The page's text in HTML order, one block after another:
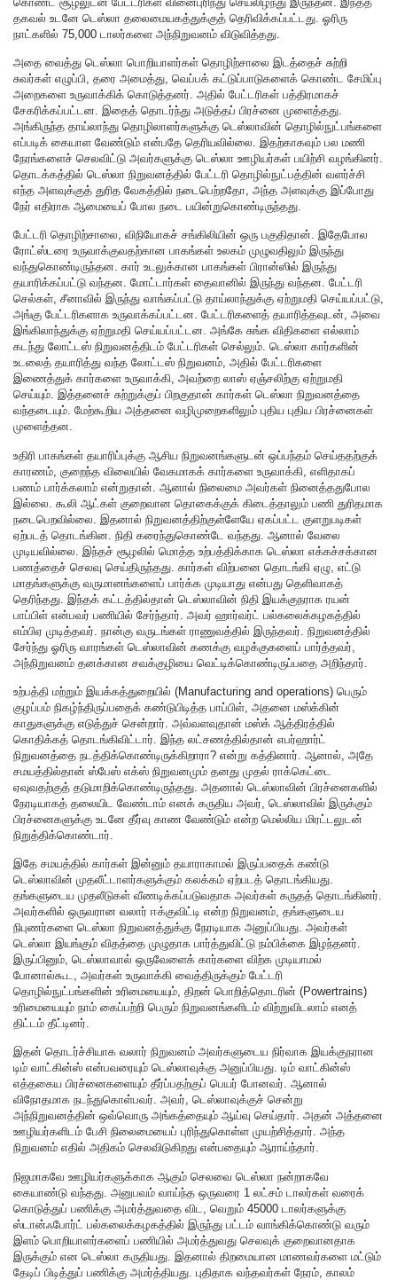
தகவல் உடனே டெஸ்லா தலைமையகத்துக்குத் தெரிவிக்கப்பட்டது. ஓரிரு
நாட்களில் 75,000 டாலர்களை அந்நிறுவனம் விடுவித்தது.
அதை வைத்து டெஸ்லா பொறியாளர்கள் தொழிற்சாலை இடத்தைச் சுற்றி
சுவர்கள் எழுப்பி, தரை அமைத்து, வெப்பக் கட்டுப்பாடுகளைக் கொண்ட சேமிப்பு
அறைகளை உருவாக்கிக் கொடுத்தனர். அதில் பேட்டரிகள் பத்திரமாகச்
சேகரிக்கப்பட்டன. இதைத் தொடர்ந்து அடுத்தப் பிரச்னை முளைத்தது.
அங்கிருந்த தாய்லாந்து தொழிலாளர்களுக்கு டெஸ்லாவின் தொழில்நுட்பங்களை
எப்படிக் கையாள வேண்டும் என்பதே தெரியவில்லை. இதற்காகவும் பல மணி
நேரங்களைச் செலவிட்டு அவர்களுக்கு டெஸ்லா ஊழியர்கள் பயிற்சி வழங்கினர்.
தொடக்கத்தில் டெஸ்லா நிறுவனத்தில் பேட்டரி தொழில்நுட்பத்தின் வளர்ச்சி
எந்த அளவுக்குத் துரித வேகத்தில் நடைபெற்றதோ, அந்த அளவுக்கு இப்போது
நேர் எதிராக ஆமையைப் போல நடை பயின்றுகொண்டிருந்தது.
பேட்டரி தொழிற்சாலை, விநியோகச் சங்கிலியின் ஒரு பகுதிதான். இதேபோல
ரோட்ஸ்டரை உருவாக்குவதற்கான பாகங்கள் உலகம் முழுவதிலும் இருந்து
வந்துகொண்டிருந்தன. கார் உடலுக்கான பாகங்கள் பிரான்ஸில் இருந்து
தயாரிக்கப்பட்டு வந்தன. மோட்டார்கள் தைவானில் இருந்து வந்தன. பேட்டரி
செல்கள், சீனாவில் இருந்து வாங்கப்பட்டு தாய்லாந்துக்கு ஏற்றுமதி செய்யப்பட்டு,
அங்கு பேட்டரிகளாக உருவாக்கப்பட்டன. பேட்டரிகளைத் தயாரித்தவுடன், அவை
இங்கிலாந்துக்கு ஏற்றுமதி செய்யப்பட்டன. அங்கே சுங்க விதிகளை எல்லாம்
கடந்து லோட்டஸ் நிறுவனத்திடம் பேட்டரிகள் செல்லும். டெஸ்லா கார்களின்
உடலைத் தயாரித்து வந்த லோட்டஸ் நிறுவனம், அதில் பேட்டரிகளை
இணைத்துக் கார்களை உருவாக்கி, அவற்றை லாஸ் ஏஞ்சலிற்கு ஏற்றுமதி
செய்யும். இத்தனைச் சுற்றுக்குப் பிறகுதான் கார்கள் டெஸ்லா நிறுவனத்தை
வந்தடையும். மேற்கூறிய அத்தனை வழிமுறைகளிலும் புதிய புதிய பிரச்னைகள்
முளைத்தன.
உதிரி பாகங்கள் தயாரிப்புக்கு ஆசிய நிறுவனங்களுடன் ஒப்பந்தம் செய்ததற்குக்
காரணம், குறைந்த விலையில் வேகமாகக் கார்களை உருவாக்கி, எளிதாகப்
பணம் பார்க்கலாம் என்றுதான். ஆனால் நிலைமை அவர்கள் நினைத்ததுபோல
இல்லை. கூலி ஆட்கள் குறைவான தொகைக்குக் கிடைத்தாலும் பணி துரிதமாக
நடைபெறவில்லை. இதனால் நிறுவனத்திற்குள்ளேயே ஏகப்பட்ட குளறுபடிகள்
ஏற்படத் தொடங்கின. நிதி கரைந்துகொண்டே வந்தது. ஆனால் வேலை
முடியவில்லை. இந்தச் சூழலில் மொத்த உற்பத்திக்காக டெஸ்லா எக்கச்சக்கான
பணத்தைச் செலவு செய்திருந்தது. கார்கள் விற்பனை தொடங்கி ஏழு, எட்டு
மாதங்களுக்கு வருமானங்களைப் பார்க்க முடியாது என்பது தெளிவாகத்
தெரிந்தது. இந்தக் கட்டத்தில்தான் டெஸ்லாவின் நிதி இயக்குநராக ரயன்
பாப்பிள் என்பவர் பணியில் சேர்ந்தார். அவர் ஹார்வர்ட் பல்கலைக்கழகத்தில்
எம்பிஏ முடித்தவர். நான்கு வருடங்கள் ராணுவத்தில் இருந்தவர். நிறுவனத்தில்
சேர்ந்து ஓரிரு வாரங்கள் டெஸ்லாவின் கணக்கு வழக்குகளைப் பார்த்தவர்,
அந்நிறுவனம் தனக்கான சவக்குழியை வெட்டிக்கொண்டிருப்பதை அறிந்தார்.
உற்பத்தி மற்றும் இயக்கத்துறையில் (Manufacturing and operations) பெரும்
குழப்பம் நிகழ்ந்திருப்பதைக் கண்டுபிடித்த பாப்பிள், அதனை மஸ்க்கின்
காதுகளுக்கு எடுத்துச் சென்றார். அவ்வளவுதான் மஸ்க் ஆத்திரத்தில்
கொதிக்கத் தொடங்கிவிட்டார். இந்த லட்சணத்தில்தான் எபர்ஹார்ட்
நிறுவனத்தை நடத்திக்கொண்டிருக்கிறாரா? என்று கத்தினார். ஆனால், அதே
சமயத்தில்தான் ஸ்பேஸ் எக்ஸ் நிறுவனமும் தனது முதல் ராக்கெட்டை
ஏவுவதற்குத் தடுமாறிக்கொண்டிருந்தது. அதனால் டெஸ்லாவின் பிரச்னைகளில்
நேரடியாகத் தலையிட வேண்டாம் எனக் கருதிய அவர், டெஸ்லாவில் இருக்கும்
பிரச்னைகளுக்கு உடனே தீர்வு காண வேண்டும் என்ற மெல்லிய மிரட்டலுடன்
நிறுத்திக்கொண்டார்.
இதே சமயத்தில் கார்கள் இன்னும் தயாராகாமல் இருப்பதைக் கண்டு
டெஸ்லாவின் முதலீட்டாளர்களுக்கும் கலக்கம் ஏற்படத் தொடங்கியது.
தங்களுடைய முதலீடுகள் வீணடிக்கப்படுவதாக அவர்கள் கருதத் தொடங்கினர்.
அவர்களில் ஒருவரான வலார் ஈக்குவிட்டி என்ற நிறுவனம், தங்களுடைய
நிபுணர்களை டெஸ்லா நிறுவனத்துக்கு நேரடியாக அனுப்பியது. அவர்கள்
டெஸ்லா இயங்கும் விதத்தை முழுதாக பார்த்துவிட்டு நம்பிக்கை இழந்தனர்.
இருப்பினும், டெஸ்லாவால் ஒருவேளைக் கார்களை விற்க முடியாமல்
போனால்கூட, அவர்கள் உருவாக்கி வைத்திருக்கும் பேட்டரி
தொழில்நுட்பங்களின் உரிமையையும், திறன் பொறித்தொடரின் (Powertrains)
உரிமையையும் நாம் கைப்பற்றி பெரும் நிறுவனங்களிடம் விற்றுவிடலாம் எனத்
திட்டம் தீட்டினர்.
இதன் தொடர்ச்சியாக வலார் நிறுவனம் அவர்களுடைய நிர்வாக இயக்குநரான
டிம் வாட்கின்ஸ் என்பவரையும் டெஸ்லாவுக்கு அனுப்பியது. டிம் வாட்கின்ஸ்
எத்தகைய பிரச்னைகளையும் தீர்ப்பதற்குப் பெயர் போனவர். ஆனால்
விநோதமாக நடந்துகொள்பவர். அவர், டெஸ்லாவுக்குச் சென்று
அந்நிறுவனத்தின் ஒவ்வொரு அங்கத்தையும் ஆய்வு செய்தார். அதன் அத்தனை
ஊழியர்களிடம் பேசி நிலைமையைப் புரிந்துகொள்ள முயற்சித்தார். அந்த
நிறுவனம் எதில் அதிகம் செலவிடுகிறது என்பதையும் ஆராய்ந்தார்.
நிஜமாகவே ஊழியர்களுக்காக ஆகும் செலவை டெஸ்லா நன்றாகவே
கையாண்டு வந்தது. அனுபவம் வாய்ந்த ஒருவரை 1 லட்சம் டாலர்கள் வரைக்
கொடுத்துப் பணிக்கு அமர்த்துவதை விட, வெறும் 45000 டாலர்களுக்கு
ஸ்டான்ஃபோர்ட் பல்கலைக்கழகத்தில் இருந்து பட்டம் வாங்கிக்கொண்டு வரும்
இளம் பொறியாளர்களைப் பணியில் அமர்த்துவது செலவுக் குறைவானதாக
இருக்கும் என டெஸ்லா கருதியது. இதனால் திறமையான மாணவர்களை மட்டும்
தேடிப் பிடித்துப் பணிக்கு அமர்த்தியது. புதிதாக வந்தவர்கள் நேரம், காலம்